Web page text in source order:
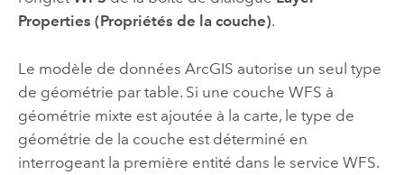
Properties (Propriétés de la couche).
Le modèle de données ArcGIS autorise un seul type
de géométrie par table. Si une couche WFS à
géométrie mixte est ajoutée à la carte, le type de
géométrie de la couche est déterminé en
interrogeant la première entité dans le service WFS.